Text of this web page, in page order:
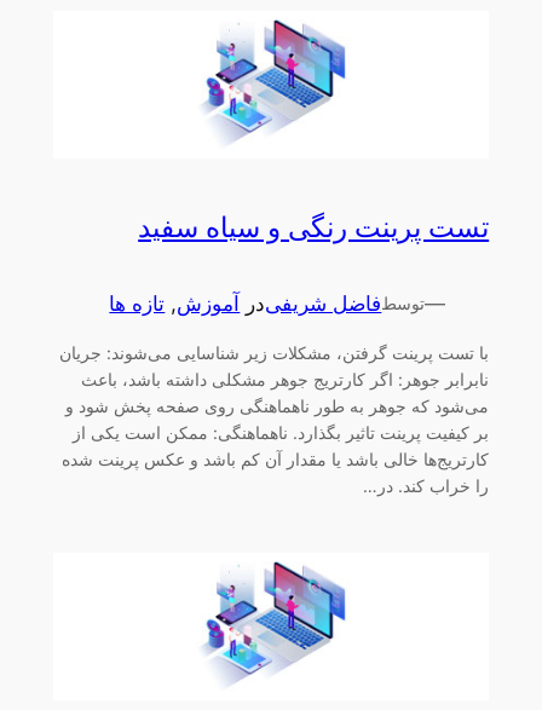
تست پرینت رنگی و سیاه سفید
—توسطفاضل شریفیدر آموزش, تازه ها
با تست پرینت گرفتن، مشکلات زیر شناسایی می‌شوند: جریان
نابرابر جوهر: اگر کارتریج جوهر مشکلی داشته باشد، باعث
می‌شود که جوهر به طور ناهماهنگی روی صفحه پخش شود و
بر کیفیت پرینت تاثیر بگذارد. ناهماهنگی: ممکن است یکی از
کارتریج‌ها خالی باشد یا مقدار آن کم باشد و عکس پرینت شده
را خراب کند. در…